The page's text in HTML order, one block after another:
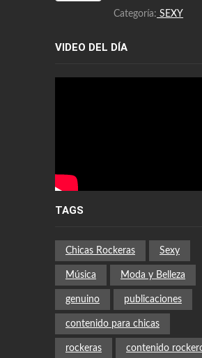
Categoría: SEXY
VIDEO DEL DÍA
TAGS
Chicas Rockeras Sexy
Música Moda y Belleza
genuino publicaciones
contenido para chicas
rockeras contenido